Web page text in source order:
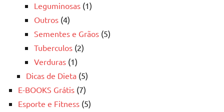
Leguminosas (1)
Outros (4)
Sementes e Grãos (5)
Tuberculos (2)
Verduras (1)
Dicas de Dieta (5)
E-BOOKS Grátis (7)
Esporte e Fitness (5)